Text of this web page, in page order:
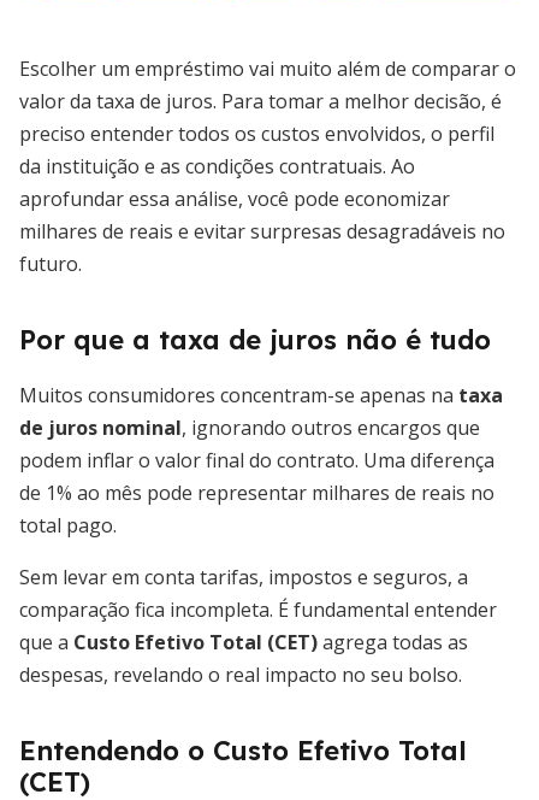
Escolher um empréstimo vai muito além de comparar o
valor da taxa de juros. Para tomar a melhor decisão, é
preciso entender todos os custos envolvidos, o perfil
da instituição e as condições contratuais. Ao
aprofundar essa análise, você pode economizar
milhares de reais e evitar surpresas desagradáveis no
futuro.
Por que a taxa de juros não é tudo
Muitos consumidores concentram-se apenas na taxa
de juros nominal, ignorando outros encargos que
podem inflar o valor final do contrato. Uma diferença
de 1% ao mês pode representar milhares de reais no
total pago.
Sem levar em conta tarifas, impostos e seguros, a
comparação fica incompleta. É fundamental entender
que a Custo Efetivo Total (CET)agrega todas as
despesas, revelando o real impacto no seu bolso.
Entendendo o Custo Efetivo Total
(CET)